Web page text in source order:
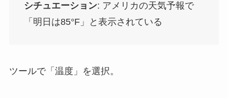
シチュエーション: アメリカの天気予報で
「明日は85°F」と表示されている
ツールで「温度」を選択。